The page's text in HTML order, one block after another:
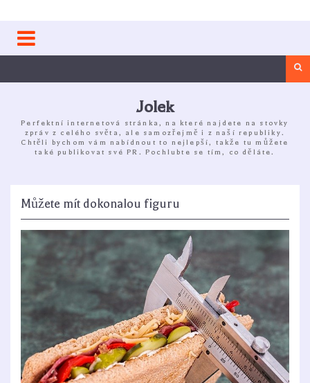
to
content
Jolek
Perfektní internetová stránka, na které najdete na stovky
zpráv z celého světa, ale samozřejmě i z naší republiky.
Chtěli bychom vám nabídnout to nejlepší, takže tu můžete
také publikovat své PR. Pochlubte se tím, co děláte.
Můžete mít dokonalou figuru